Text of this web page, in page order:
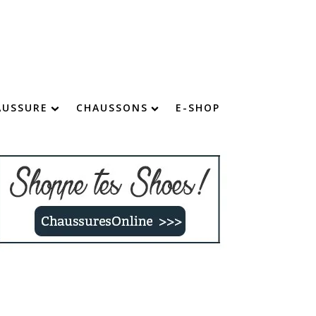
CHAUSSONS
Chaussons enfants
Chaussons rigolos
Chaussons fourrés
E-SHOP